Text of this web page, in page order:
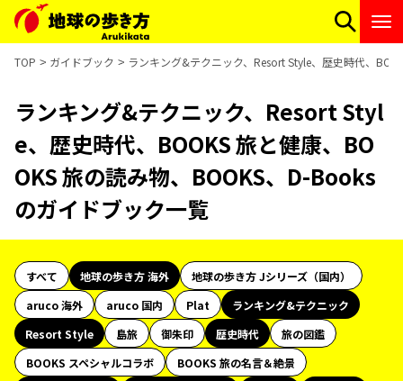
TOP ガイドブック ランキング&テクニック、Resort Style、歴史時代、
ランキング&テクニック、Resort Styl
e、歴史時代、BOOKS 旅と健康、BO
OKS 旅の読み物、BOOKS、D-Books
のガイドブック一覧
すべて 地球の歩き方 海外
地球の歩き方 Jシリーズ（国内）
aruco 海外
aruco 国内 Plat
ランキング&テクニック
Resort Style
島旅 御朱印 歴史時代
旅の図鑑
BOOKS スペシャルコラボ
BOOKS 旅の名言＆絶景